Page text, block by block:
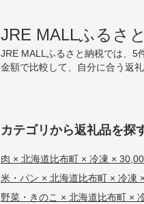
JRE MALLふるさ
JRE MALLふるさと納税では、5
金額で比較して、自分に合う返
カテゴリから返礼品を探
肉 × 北海道比布町 × 冷凍 ×
米・パン × 北海道比布町 × 冷凍
野菜・きのこ × 北海道比布町 ×